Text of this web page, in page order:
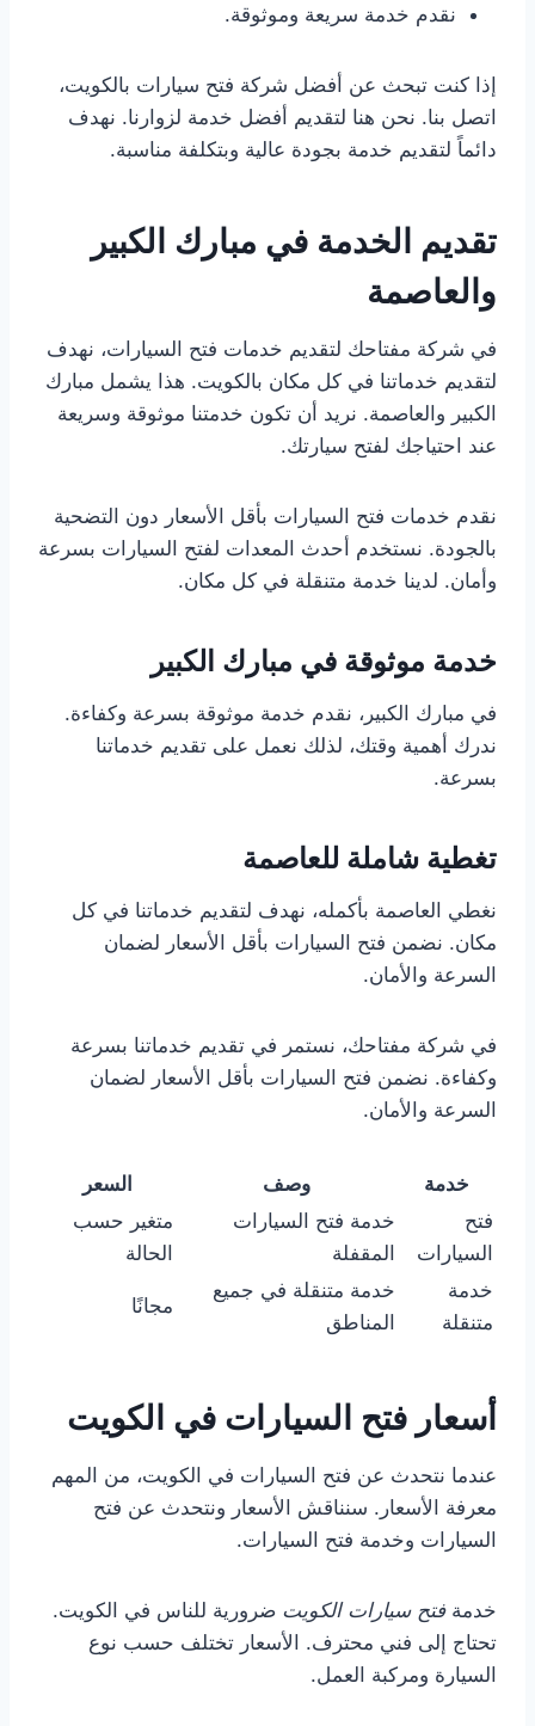
نقدم خدمة سريعة وموثوقة.
إذا كنت تبحث عن أفضل شركة فتح سيارات بالكويت،
اتصل بنا. نحن هنا لتقديم أفضل خدمة لزوارنا. نهدف
دائماً لتقديم خدمة بجودة عالية وبتكلفة مناسبة.
تقديم الخدمة في مبارك الكبير
والعاصمة
في شركة مفتاحك لتقديم خدمات فتح السيارات، نهدف
لتقديم خدماتنا في كل مكان بالكويت. هذا يشمل مبارك
الكبير والعاصمة. نريد أن تكون خدمتنا موثوقة وسريعة
عند احتياجك لفتح سيارتك.
نقدم خدمات فتح السيارات بأقل الأسعار دون التضحية
بالجودة. نستخدم أحدث المعدات لفتح السيارات بسرعة
وأمان. لدينا خدمة متنقلة في كل مكان.
خدمة موثوقة في مبارك الكبير
في مبارك الكبير، نقدم خدمة موثوقة بسرعة وكفاءة.
ندرك أهمية وقتك، لذلك نعمل على تقديم خدماتنا
بسرعة.
تغطية شاملة للعاصمة
نغطي العاصمة بأكمله، نهدف لتقديم خدماتنا في كل
مكان. نضمن فتح السيارات بأقل الأسعار لضمان
السرعة والأمان.
في شركة مفتاحك، نستمر في تقديم خدماتنا بسرعة
وكفاءة. نضمن فتح السيارات بأقل الأسعار لضمان
السرعة والأمان.
خدمة وصف
السعر
فتح
السيارات
خدمة فتح السيارات
المقفلة
متغير حسب
الحالة
خدمة
متنقلة
خدمة متنقلة في جميع
المناطق
مجانًا
أسعار فتح السيارات في الكويت
عندما نتحدث عن فتح السيارات في الكويت، من المهم
معرفة الأسعار. سنناقش الأسعار ونتحدث عن فتح
السيارات وخدمة فتح السيارات.
خدمةفتح سيارات الكويت ضرورية للناس في الكويت.
تحتاج إلى فني محترف. الأسعار تختلف حسب نوع
السيارة ومركبة العمل.